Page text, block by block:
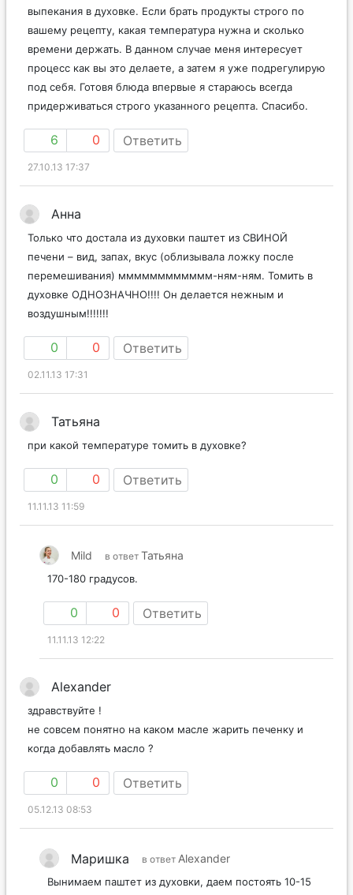
выпекания в духовке. Если брать продукты строго по
вашему рецепту, какая температура нужна и сколько
времени держать. В данном случае меня интересует
процесс как вы это делаете, а затем я уже подрегулирую
под себя. Готовя блюда впервые я стараюсь всегда
придерживаться строго указанного рецепта. Спасибо.
6 0 Ответить
27.10.13 17:37
Анна
Только что достала из духовки паштет из СВИНОЙ
печени – вид, запах, вкус (облизывала ложку после
перемешивания) мммммммммммм-ням-ням. Томить в
духовке ОДНОЗНАЧНО!!!! Он делается нежным и
воздушным!!!!!!!
0 0 Ответить
02.11.13 17:31
Татьяна
при какой температуре томить в духовке?
0 0 Ответить
11.11.13 11:59
Mild в ответ Татьяна
170-180 градусов.
0 0 Ответить
11.11.13 12:22
Alexander
здравствуйте !
не совсем понятно на каком масле жарить печенку и
когда добавлять масло ?
0 0 Ответить
05.12.13 08:53
Маришка в ответ Alexander
Вынимаем паштет из духовки, даем постоять 10-15